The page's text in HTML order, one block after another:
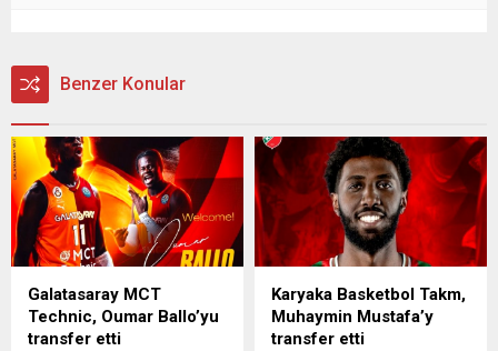
Benzer Konular
Galatasaray MCT
Technic, Oumar Ballo’yu
transfer etti
Karyaka Basketbol Takm,
Muhaymin Mustafa’y
transfer etti